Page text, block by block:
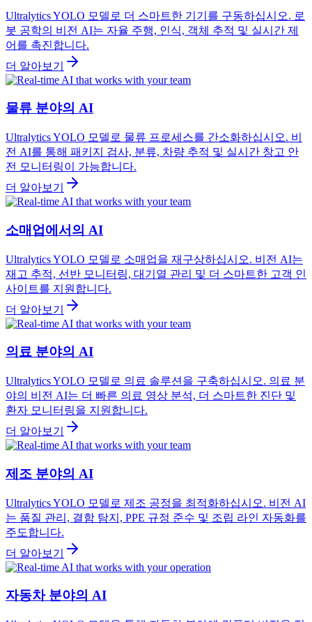
Ultralytics YOLO 모델로 더 스마트한 기기를 구동하십시오. 로
봇 공학의 비전 AI는 자율 주행, 인식, 객체 추적 및 실시간 제
어를 촉진합니다.
더 알아보기
물류 분야의 AI
Ultralytics YOLO 모델로 물류 프로세스를 간소화하십시오. 비
전 AI를 통해 패키지 검사, 분류, 차량 추적 및 실시간 창고 안
전 모니터링이 가능합니다.
더 알아보기
소매업에서의 AI
Ultralytics YOLO 모델로 소매업을 재구상하십시오. 비전 AI는
재고 추적, 선반 모니터링, 대기열 관리 및 더 스마트한 고객 인
사이트를 지원합니다.
더 알아보기
의료 분야의 AI
Ultralytics YOLO 모델로 의료 솔루션을 구축하십시오. 의료 분
야의 비전 AI는 더 빠른 의료 영상 분석, 더 스마트한 진단 및
환자 모니터링을 지원합니다.
더 알아보기
제조 분야의 AI
Ultralytics YOLO 모델로 제조 공정을 최적화하십시오. 비전 AI
는 품질 관리, 결함 탐지, PPE 규정 준수 및 조립 라인 자동화를
주도합니다.
더 알아보기
자동차 분야의 AI